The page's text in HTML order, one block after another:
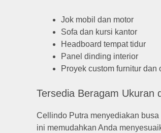
Jok mobil dan motor
Sofa dan kursi kantor
Headboard tempat tidur
Panel dinding interior
Proyek custom furnitur dan
Tersedia Beragam Ukuran
Cellindo Putra menyediakan
ini memudahkan Anda